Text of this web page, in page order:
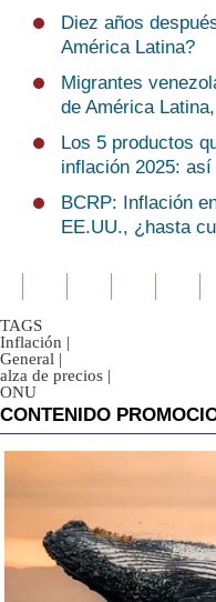
Diez años
América Latina?
Migrantes
de América
Los 5 productos
inflación 2025:
BCRP: Inflación
EE.UU., ¿hasta
TAGS
Inflación |
General |
alza de precios |
ONU